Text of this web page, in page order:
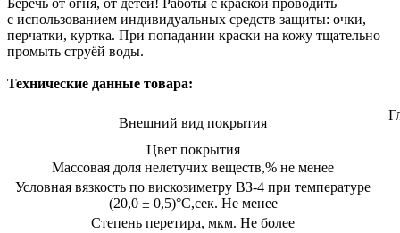
с использованием индивидуальных средств защиты: очки,
перчатки, куртка. При попадании краски на кожу тщательно
промыть струёй воды.
Технические данные товара:
Внешний вид покрытия
Цвет покрытия
Массовая доля нелетучих веществ,% не менее
Условная вязкость по вискозиметру ВЗ-4 при температуре
(20,0 ± 0,5)°C,сек. Не менее
Степень перетира, мкм. Не более